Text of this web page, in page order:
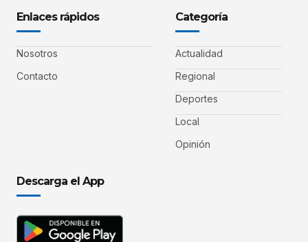
Enlaces rápidos
Nosotros
Contacto
Categoría
Actualidad
Regional
Deportes
Local
Opinión
Descarga el App